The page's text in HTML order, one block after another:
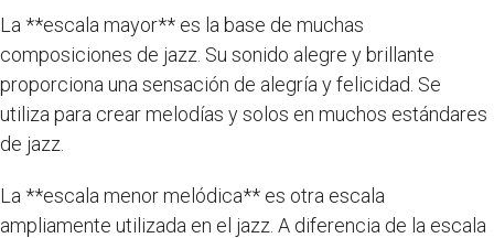
La **escala mayor** es la base de muchas
composiciones de jazz. Su sonido alegre y brillante
proporciona una sensación de alegría y felicidad. Se
utiliza para crear melodías y solos en muchos estándares
de jazz.
La **escala menor melódica** es otra escala
ampliamente utilizada en el jazz. A diferencia de la escala